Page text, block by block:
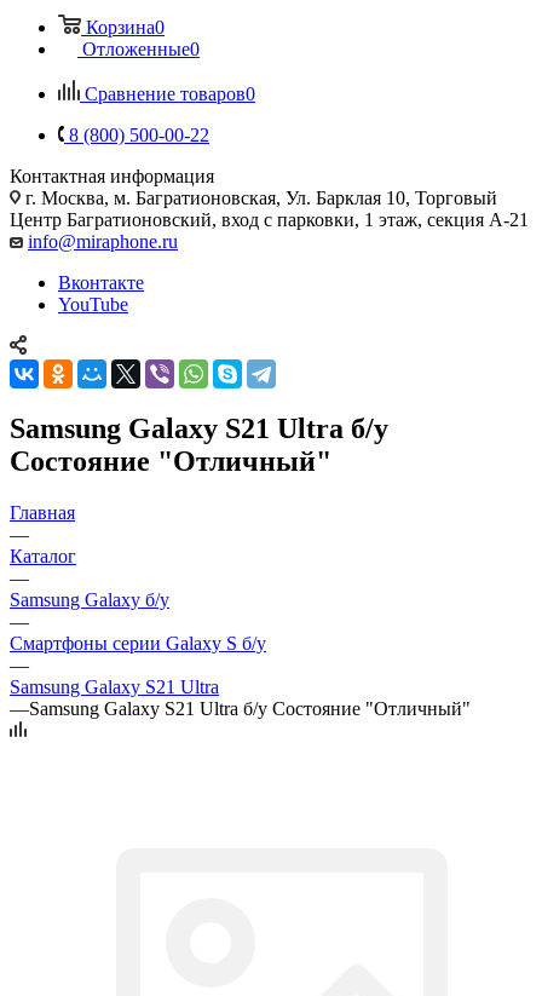
Корзина0
Отложенные0
Сравнение товаров0
8 (800) 500-00-22
Контактная информация
г. Москва, м. Багратионовская, Ул. Барклая 10, Торговый
Центр Багратионовский, вход с парковки, 1 этаж, секция А-21
info@miraphone.ru
Вконтакте
YouTube
Samsung Galaxy S21 Ultra б/у
Состояние "Отличный"
Главная
—
Каталог
—
Samsung Galaxy б/у
—
Смартфоны серии Galaxy S б/у
—
Samsung Galaxy S21 Ultra
—Samsung Galaxy S21 Ultra б/у Состояние "Отличный"